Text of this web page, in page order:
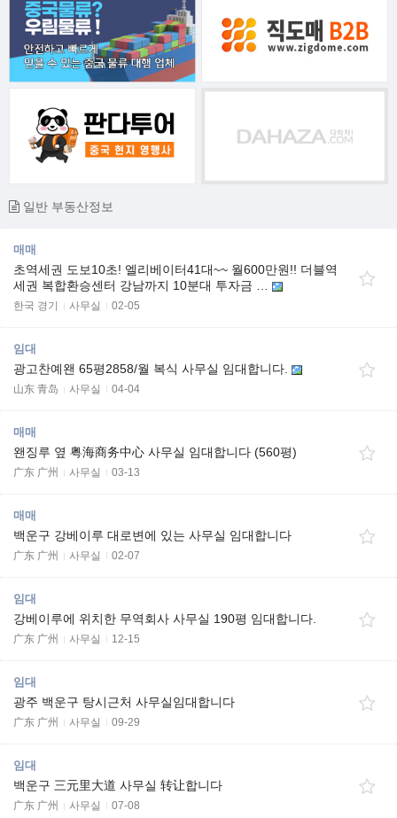
일반 부동산정보
매매
초역세권 도보10초! 엘리베이터41대~~ 월600만원!! 더블역
세권 복합환승센터 강남까지 10분대 투자금 …
한국 경기 사무실 02-05
임대
광고찬예왠 65평2858/월 복식 사무실 임대합니다.
山东 青岛 사무실 04-04
매매
왠징루 옆 粤海商务中心 사무실 임대합니다 (560평)
广东 广州 사무실 03-13
매매
백운구 강베이루 대로변에 있는 사무실 임대합니다
广东 广州 사무실 02-07
임대
강베이루에 위치한 무역회사 사무실 190평 임대합니다.
广东 广州 사무실 12-15
임대
광주 백운구 탕시근처 사무실임대합니다
广东 广州 사무실 09-29
임대
백운구 三元里大道 사무실 转让합니다
广东 广州 사무실 07-08